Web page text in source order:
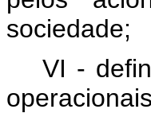
sociedade;
VI -